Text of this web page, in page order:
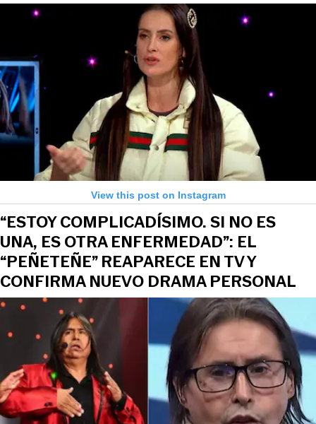
View this post on Instagram
“ESTOY COMPLICADÍSIMO. SI NO ES
UNA, ES OTRA ENFERMEDAD”: EL
“PEÑETEÑE” REAPARECE EN TV Y
CONFIRMA NUEVO DRAMA PERSONAL